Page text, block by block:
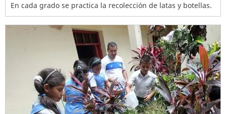
En cada grado se practica la recolección de latas y botellas.